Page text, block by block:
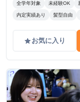
全学年対象 未経験OK
内定実績あり 髪型自由
gradeお気に入り